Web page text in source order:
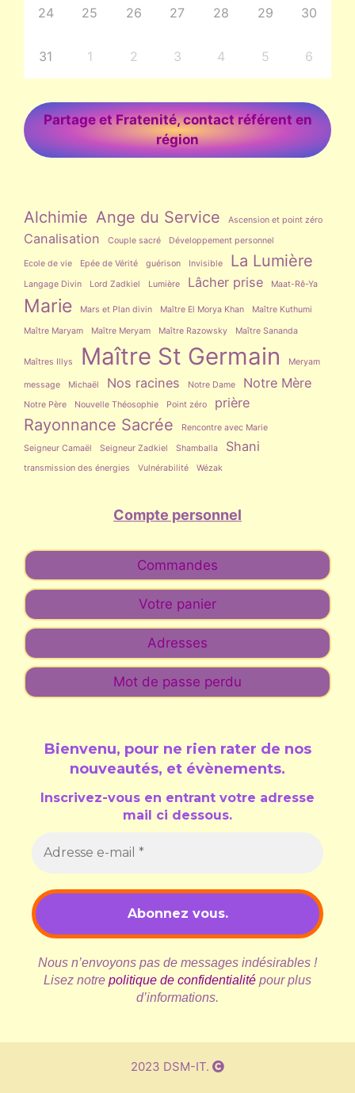
24 25 26 27 28 29 30
31 1 2 3 4 5 6
Partage et Fratenité, contact référent en
région
Alchimie Ange du Service Ascension et point zéro
Canalisation Couple sacré Développement personnel
Ecole de vie Epée de Vérité guérison Invisible La Lumière
Langage Divin Lord Zadkiel Lumière Lâcher prise Maat-Rê-Ya
Marie Mars et Plan divin Maître El Morya Khan Maître Kuthumi
Maître Maryam Maître Meryam Maître Razowsky Maître Sananda
Maîtres Illys Maître St Germain Meryam
message Michaël Nos racines Notre Dame Notre Mère
Notre Père Nouvelle Théosophie Point zéro prière
Rayonnance Sacrée
Rencontre avec Marie
Seigneur Camaël
Seigneur Zadkiel Shamballa Shani
transmission des énergies Vulnérabilité Wézak
Compte personnel
Commandes
Votre panier
Adresses
Mot de passe perdu
Bienvenu, pour ne rien rater de nos
nouveautés, et évènements.
Inscrivez-vous en entrant votre adresse
mail ci dessous.
Nous n’envoyons pas de messages indésirables !
Lisez notre politique de confidentialité pour plus
d’informations.
2023 DSM-IT.